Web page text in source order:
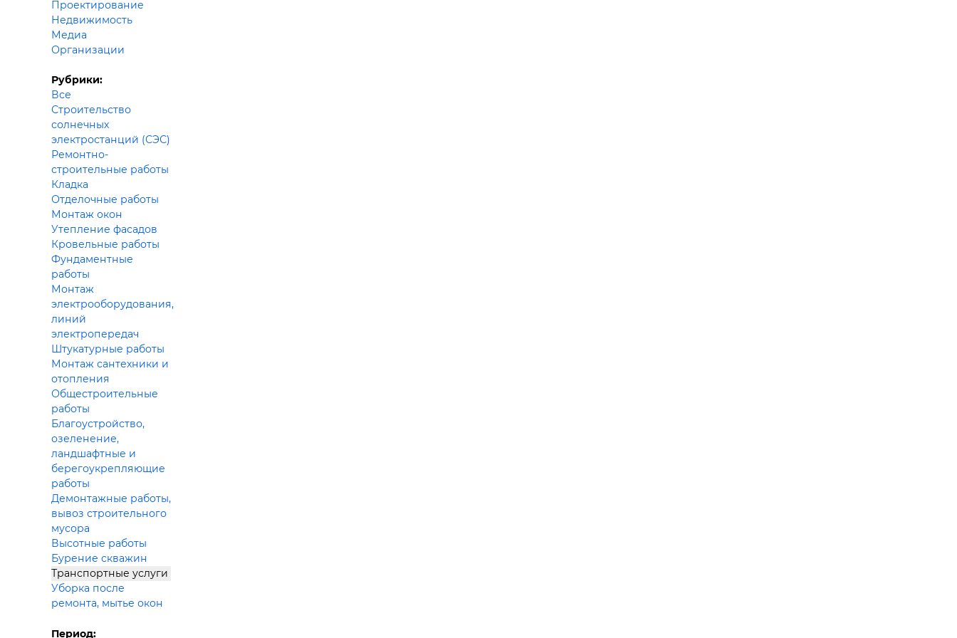
Проектирование
Недвижимость
Медиа
Организации
Рубрики:
Все
Строительство
солнечных
электростанций (СЭС)
Ремонтно-
строительные работы
Кладка
Отделочные работы
Монтаж окон
Утепление фасадов
Кровельные работы
Фундаментные
работы
Монтаж
электрооборудования,
линий
электропередач
Штукатурные работы
Монтаж сантехники и
отопления
Общестроительные
работы
Благоустройство,
озеленение,
ландшафтные и
берегоукрепляющие
работы
Демонтажные работы,
вывоз строительного
мусора
Высотные работы
Бурение скважин
Транспортные услуги
Уборка после
ремонта, мытье окон
Период: